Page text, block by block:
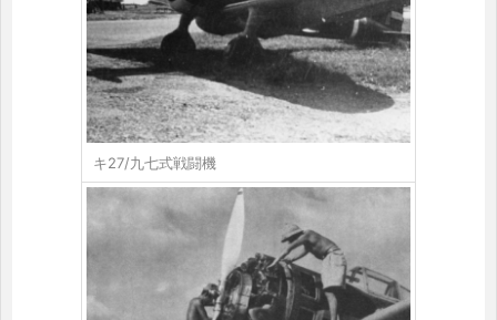
キ27/九七式戦闘機